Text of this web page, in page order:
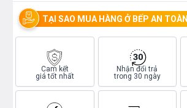
TẠI SAO MUA HÀNG Ở BẾP AN TOÀN
Cam kết
giá tốt nhất
Nhận đổi trả
trong 30 ngày